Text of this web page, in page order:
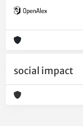
social impact